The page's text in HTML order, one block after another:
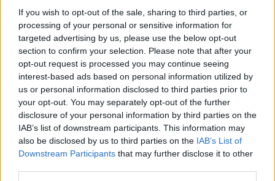
If you wish to opt-out of the sale, sharing to third parties, or
processing of your personal or sensitive information for
targeted advertising by us, please use the below opt-out
section to confirm your selection. Please note that after your
opt-out request is processed you may continue seeing
interest-based ads based on personal information utilized by
us or personal information disclosed to third parties prior to
your opt-out. You may separately opt-out of the further
disclosure of your personal information by third parties on the
IAB’s list of downstream participants. This information may
also be disclosed by us to third parties on the IAB’s List of
Downstream Participants that may further disclose it to other